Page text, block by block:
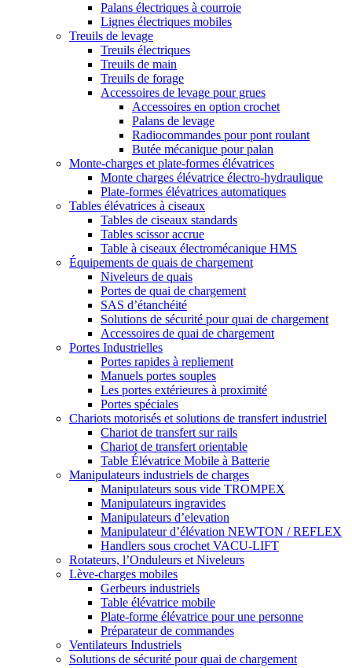
Palans électriques à courroie
Lignes électriques mobiles
Treuils de levage
Treuils électriques
Treuils de main
Treuils de forage
Accessoires de levage pour grues
Accessoires en option crochet
Palans de levage
Radiocommandes pour pont roulant
Butée mécanique pour palan
Monte-charges et plate-formes élévatrices
Monte charges élévatrice électro-hydraulique
Plate-formes élévatrices automatiques
Tables élévatrices à ciseaux
Tables de ciseaux standards
Tables scissor accrue
Table à ciseaux électromécanique HMS
Équipements de quais de chargement
Niveleurs de quais
Portes de quai de chargement
SAS d’étanchéité
Solutions de sécurité pour quai de chargement
Accessoires de quai de chargement
Portes Industrielles
Portes rapides à repliement
Manuels portes souples
Les portes extérieures à proximité
Portes spéciales
Chariots motorisés et solutions de transfert industriel
Chariot de transfert sur rails
Chariot de transfert orientable
Table Élévatrice Mobile à Batterie
Manipulateurs industriels de charges
Manipulateurs sous vide TROMPEX
Manipulateurs ingravides
Manipulateurs d’elevation
Manipulateur d’élévation NEWTON / REFLEX
Handlers sous crochet VACU-LIFT
Rotateurs, l’Onduleurs et Niveleurs
Lève-charges mobiles
Gerbeurs industriels
Table élévatrice mobile
Plate-forme élévatrice pour une personne
Préparateur de commandes
Ventilateurs Industriels
Solutions de sécurité pour quai de chargement